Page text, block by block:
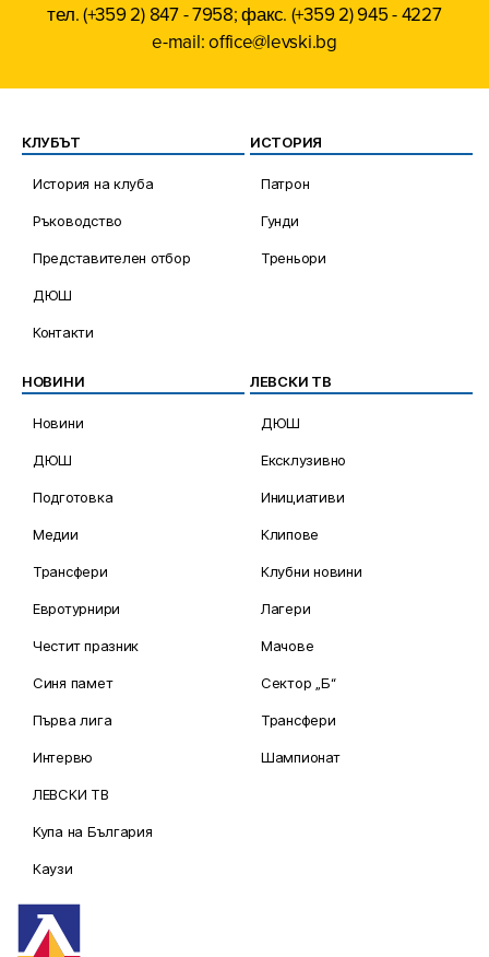
тел. (+359 2) 847 - 7958; факс. (+359 2) 945 - 4227
e-mail: office@levski.bg
КЛУБЪТ
История на клуба
Ръководство
Представителен отбор
ДЮШ
Контакти
ИСТОРИЯ
Патрон
Гунди
Треньори
НОВИНИ
Новини
ДЮШ
Подготовка
Медии
Трансфери
Евротурнири
Честит празник
Синя памет
Първа лига
Интервю
ЛЕВСКИ ТВ
Купа на България
Каузи
ЛЕВСКИ ТВ
ДЮШ
Ексклузивно
Инициативи
Клипове
Клубни новини
Лагери
Мачове
Сектор „Б“
Трансфери
Шампионат